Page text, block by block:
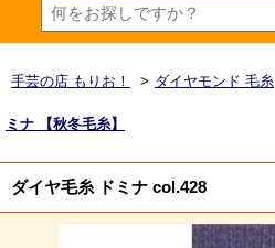
手芸の店 もりお！ > ダイヤモンド 毛糸
ミナ 【秋冬毛糸】
ダイヤ毛糸 ドミナ col.428